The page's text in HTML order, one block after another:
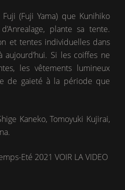
(Fuji Yama) que Kunihiko
plante sa tente.
et tentes individuelles dans
aujourd’hui. Si les coiffes ne
les vêtements lumineux
de gaieté à la période que
Kaneko, Tomoyuki Kujirai,
Eté 2021 VOIR LA VIDEO